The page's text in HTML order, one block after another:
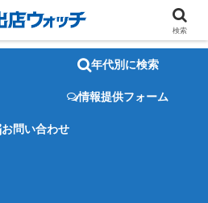
年代別に検索
情報提供フォーム
お問い合わせ
検索